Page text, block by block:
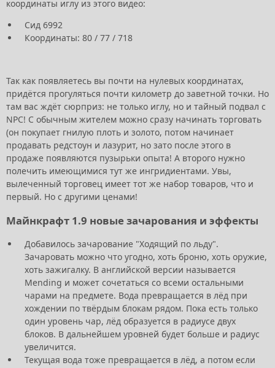
координаты иглу из этого видео:
Сид 6992
Координаты: 80 / 77 / 718
Так как появляетесь вы почти на нулевых координатах,
придётся прогуляться почти километр до заветной точки. Но
там вас ждёт сюрприз: не только иглу, но и тайный подвал с
NPC! С обычным жителем можно сразу начинать торговать
(он покупает гнилую плоть и золото, потом начинает
продавать редстоун и лазурит, но зато после этого в
продаже появляются пузырьки опыта! А второго нужно
полечить имеющимися тут же ингридиентами. Увы,
вылеченный торговец имеет тот же набор товаров, что и
первый. Но с другими ценами!
Майнкрафт 1.9 новые зачарования и эффекты
Добавилось зачарование "Ходящий по льду".
Зачаровать можно что угодно, хоть броню, хоть оружие,
хоть зажигалку. В английской версии называется
Mending и может сочетаться со всеми остальными
чарами на предмете. Вода превращается в лёд при
хождении по твёрдым блокам рядом. Пока есть только
один уровень чар, лёд образуется в радиусе двух
блоков. В дальнейшем уровней будет больше и радиус
увеличится.
Текущая вода тоже превращается в лёд, а потом если